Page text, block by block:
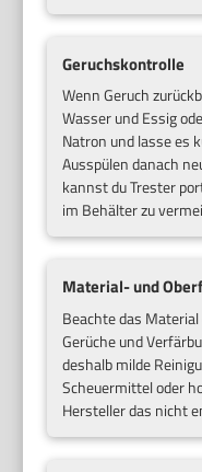
Geruchskontrolle
Wenn Geruch
Wasser und Essig
Natron und lasse es
Ausspülen danach
kannst du Trester
im Behälter zu
Material- und
Beachte das
Gerüche und
deshalb milde
Scheuermittel oder
Hersteller das nicht